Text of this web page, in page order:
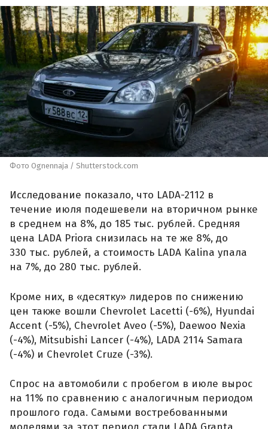
Фото Ognennaja / Shutterstock.com
Исследование показало, что LADA-2112 в
течение июля подешевели на вторичном рынке
в среднем на 8%, до 185 тыс. рублей. Средняя
цена LADA Priora снизилась на те же 8%, до
330 тыс. рублей, а стоимость LADA Kalina упала
на 7%, до 280 тыс. рублей.
Кроме них, в «десятку» лидеров по снижению
цен также вошли Chevrolet Lacetti (-6%), Hyundai
Accent (-5%), Chevrolet Aveo (-5%), Daewoo Nexia
(-4%), Mitsubishi Lancer (-4%), LADA 2114 Samara
(-4%) и Chevrolet Cruze (-3%).
Спрос на автомобили с пробегом в июле вырос
на 11% по сравнению с аналогичным периодом
прошлого года. Самыми востребованными